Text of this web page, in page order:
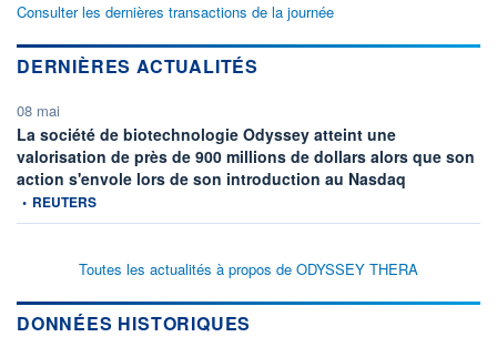
Consulter les dernières transactions de la journée
DERNIÈRES ACTUALITÉS
08 mai
La société de biotechnologie Odyssey atteint une
valorisation de près de 900 millions de dollars alors que son
action s'envole lors de son introduction au Nasdaq
• REUTERS
Toutes les actualités à propos de ODYSSEY THERA
DONNÉES HISTORIQUES